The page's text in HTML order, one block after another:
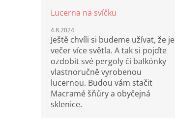
Lucerna na svíčku
4.8.2024
Ještě chvíli si budeme užívat, že je
večer více světla. A tak si pojďte
ozdobit své pergoly či balkónky
vlastnoručně vyrobenou
lucernou. Budou vám stačit
Macramé šňůry a obyčejná
sklenice.